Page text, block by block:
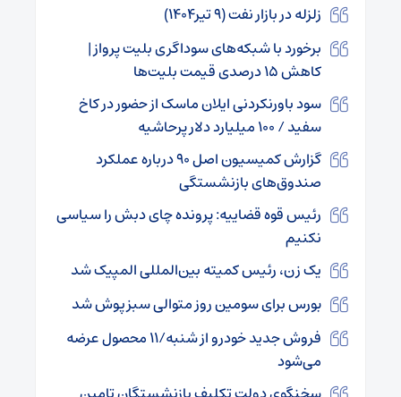
زلزله در بازار نفت (۹ تیر۱۴۰۴)
برخورد با شبکه‌های سوداگری بلیت پرواز |
کاهش ۱۵ درصدی قیمت بلیت‌ها
سود باورنکردنی ایلان ماسک از حضور در کاخ
سفید / ۱۰۰ میلیارد دلار پرحاشیه
گزارش کمیسیون اصل ۹۰ درباره عملکرد
صندوق‌های بازنشستگی
رئیس قوه قضاییه: پرونده چای دبش را سیاسی
نکنیم
یک زن، رئیس کمیته بین‌المللی المپیک شد
بورس برای سومین روز متوالی سبزپوش شد
فروش جدید خودرو از شنبه/۱۱ محصول عرضه
می‌شود